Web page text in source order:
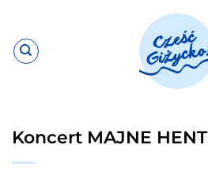
zawartości
Koncert MAJNE HENT